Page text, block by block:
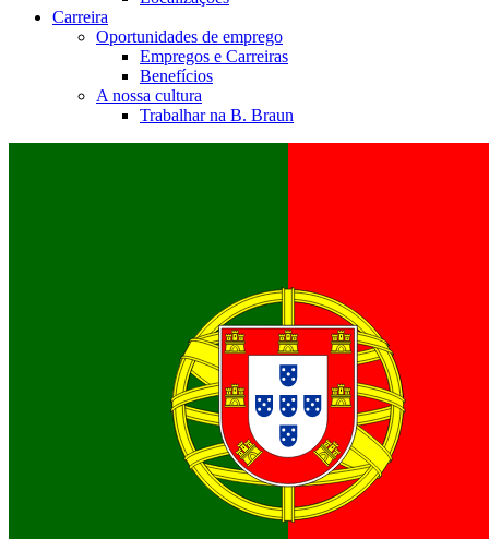
Carreira
Oportunidades de emprego
Empregos e Carreiras
Benefícios
A nossa cultura
Trabalhar na B. Braun